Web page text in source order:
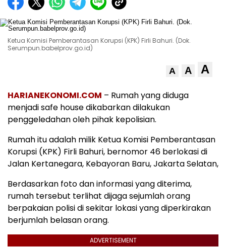
Ketua Komisi Pemberantasan Korupsi (KPK) Firli Bahuri. (Dok.
Serumpun.babelprov.go.id)
A A A
HARIANEKONOMI.COM – Rumah yang diduga
menjadi safe house dikabarkan dilakukan
penggeledahan oleh pihak kepolisian.
Rumah itu adalah milik Ketua Komisi Pemberantasan
Korupsi (KPK) Firli Bahuri, bernomor 46 berlokasi di
Jalan Kertanegara, Kebayoran Baru, Jakarta Selatan,
Berdasarkan foto dan informasi yang diterima,
rumah tersebut terlihat dijaga sejumlah orang
berpakaian polisi di sekitar lokasi yang diperkirakan
berjumlah belasan orang.
ADVERTISEMENT